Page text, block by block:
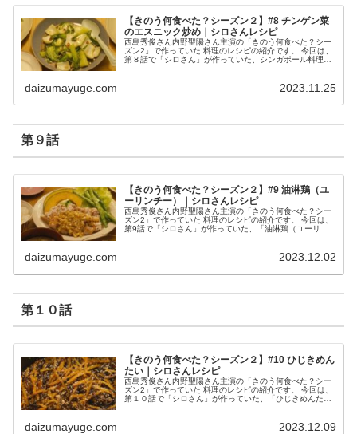
【きのう何食べた？シーズン２】#8 チンゲン菜
のエスニック炒め｜シロさんレシピ
西島秀俊さん内野聖陽さん主演の「きのう何食べた？シー
ズン2」で作っていた 料理のレシピの紹介です。 今回は、
第８話で「シロさん」が作っていた、シンガポール料理
daizumayuge.com 2023.11.25
第９話
【きのう何食べた？シーズン２】#9 油淋鶏（ユ
ーリンチー）｜シロさんレシピ
西島秀俊さん内野聖陽さん主演の「きのう何食べた？シー
ズン2」で作っていた 料理のレシピの紹介です。 今回は、
第9話で「シロさん」が作っていた、「油淋鶏（ユーリン
daizumayuge.com 2023.12.02
第１０話
【きのう何食べた？シーズン２】#10 ひじきめん
たい｜シロさんレシピ
西島秀俊さん内野聖陽さん主演の「きのう何食べた？シー
ズン2」で作っていた 料理のレシピの紹介です。 今回は、
第１０話で「シロさん」が作っていた、「ひじきめんた
daizumayuge.com 2023.12.09